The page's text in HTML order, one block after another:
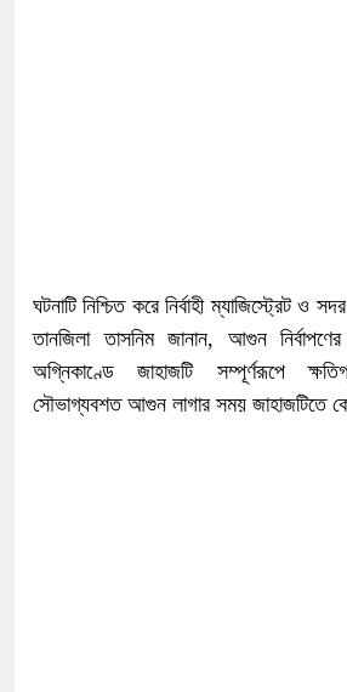
ঘটনাটি নিশ্চিত করে নির্বাহী ম্যাজিস্ট্রেট ও
তানজিলা তাসনিম জানান, আগুন
অগ্নিকাণ্ডে জাহাজটি সম্পূর্ণরূপে
সৌভাগ্যবশত আগুন লাগার সময় জাহাজটিতে